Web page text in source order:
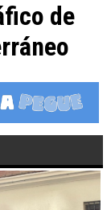
de